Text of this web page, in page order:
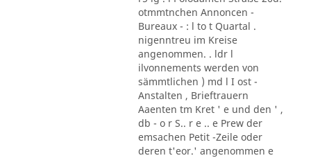
otmmtnchen Annoncen -
Bureaux - : l to t Quartal .
nigenntreu im Kreise
angenommen. . ldr l
ilvonnements werden von
sämmtlichen ) md l I ost -
Anstalten , Brieftrauern
Aaenten tm Kret ' e und den ' ,
db - o r S.. r e .. e Prew der
emsachen Petit -Zeile oder
deren t'eor.' angenommen e